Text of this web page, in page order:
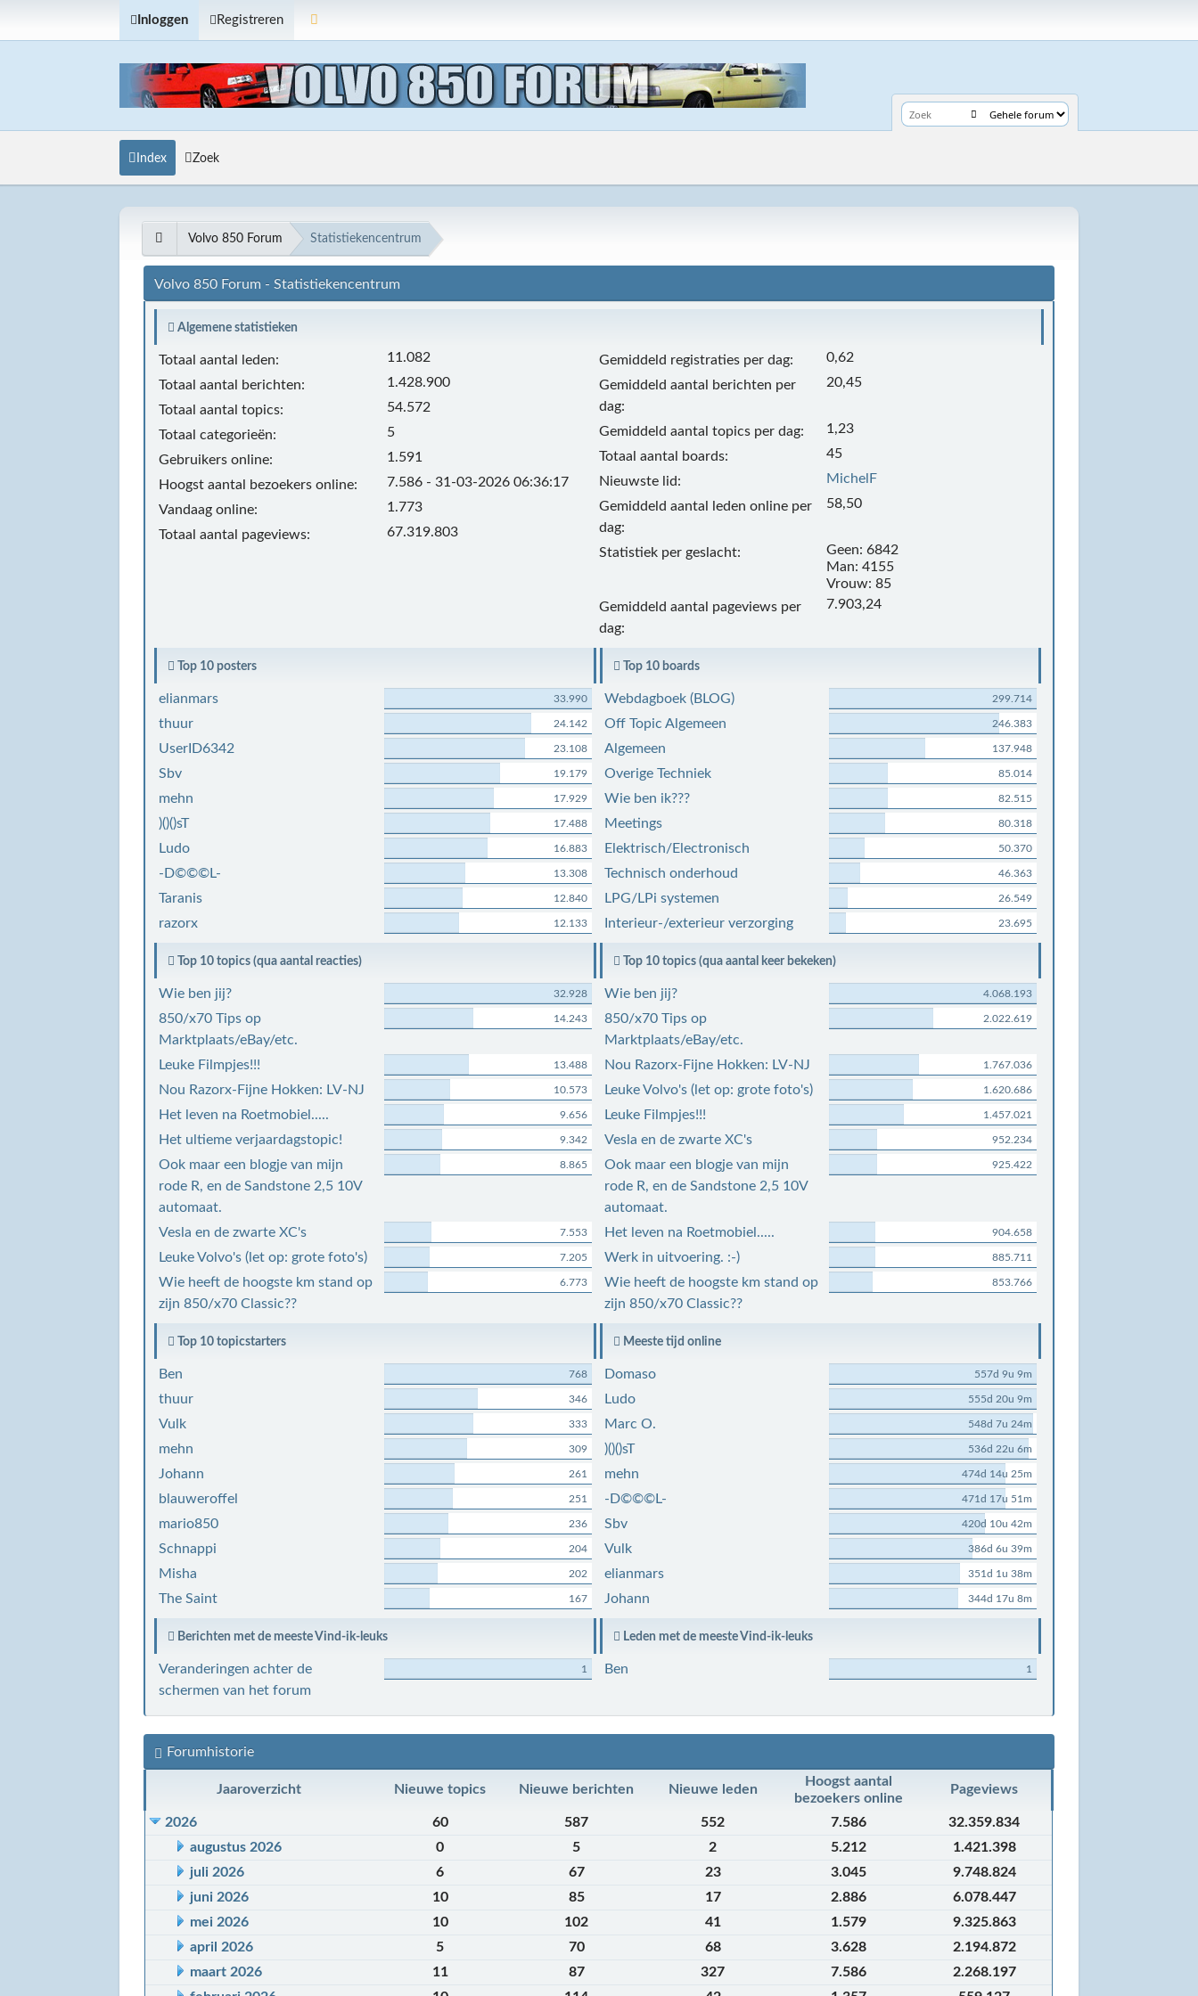
Inloggen Registreren
Index Zoek
Volvo 850 Forum Statistiekencentrum
Volvo 850 Forum - Statistiekencentrum
Algemene statistieken
Totaal aantal leden:
11.082
Totaal aantal berichten:
1.428.900
Totaal aantal topics:
54.572
Totaal categorieën:
5
Gebruikers online:
1.591
Hoogst aantal bezoekers online:
7.586 - 31-03-2026 06:36:17
Vandaag online:
1.773
Totaal aantal pageviews:
67.319.803
Gemiddeld registraties per dag:
0,62
Gemiddeld aantal berichten per
dag:
20,45
Gemiddeld aantal topics per dag:
1,23
Totaal aantal boards:
45
Nieuwste lid:
MichelF
Gemiddeld aantal leden online per
dag:
58,50
Statistiek per geslacht:
Geen: 6842
Man: 4155
Vrouw: 85
Gemiddeld aantal pageviews per
dag:
7.903,24
Top 10 posters
elianmars 33.990
thuur 24.142
UserID6342 23.108
Sbv 19.179
mehn 17.929
)()()sT 17.488
Ludo 16.883
-D©©©L- 13.308
Taranis 12.840
razorx 12.133
Top 10 boards
Webdagboek (BLOG) 299.714
Off Topic Algemeen 246.383
Algemeen 137.948
Overige Techniek 85.014
Wie ben ik??? 82.515
Meetings 80.318
Elektrisch/Electronisch 50.370
Technisch onderhoud 46.363
LPG/LPi systemen 26.549
Interieur-/exterieur verzorging 23.695
Top 10 topics (qua aantal reacties)
Wie ben jij? 32.928
850/x70 Tips op
Marktplaats/eBay/etc.
14.243
Leuke Filmpjes!!! 13.488
Nou Razorx-Fijne Hokken: LV-NJ 10.573
Het leven na Roetmobiel..... 9.656
Het ultieme verjaardagstopic! 9.342
Ook maar een blogje van mijn
rode R, en de Sandstone 2,5 10V
automaat.
8.865
Vesla en de zwarte XC's 7.553
Leuke Volvo's (let op: grote foto's) 7.205
Wie heeft de hoogste km stand op
zijn 850/x70 Classic??
6.773
Top 10 topics (qua aantal keer bekeken)
Wie ben jij? 4.068.193
850/x70 Tips op
Marktplaats/eBay/etc.
2.022.619
Nou Razorx-Fijne Hokken: LV-NJ 1.767.036
Leuke Volvo's (let op: grote foto's) 1.620.686
Leuke Filmpjes!!! 1.457.021
Vesla en de zwarte XC's 952.234
Ook maar een blogje van mijn
rode R, en de Sandstone 2,5 10V
automaat.
925.422
Het leven na Roetmobiel..... 904.658
Werk in uitvoering. :-) 885.711
Wie heeft de hoogste km stand op
zijn 850/x70 Classic??
853.766
Top 10 topicstarters
Ben 768
thuur 346
Vulk 333
mehn 309
Johann 261
blauweroffel 251
mario850 236
Schnappi 204
Misha 202
The Saint 167
Meeste tijd online
Domaso 557d 9u 9m
Ludo 555d 20u 9m
Marc O. 548d 7u 24m
)()()sT 536d 22u 6m
mehn 474d 14u 25m
-D©©©L- 471d 17u 51m
Sbv 420d 10u 42m
Vulk 386d 6u 39m
elianmars 351d 1u 38m
Johann 344d 17u 8m
Berichten met de meeste Vind-ik-leuks
Veranderingen achter de
schermen van het forum
1
Leden met de meeste Vind-ik-leuks
Ben 1
Forumhistorie
Jaaroverzicht Nieuwe topics Nieuwe berichten Nieuwe leden
Hoogst aantal
bezoekers online
Pageviews
2026 60 587 552 7.586
32.359.834
augustus 2026
0 5 2 5.212
1.421.398
juli 2026
6 67 23 3.045
9.748.824
juni 2026
10 85 17 2.886
6.078.447
mei 2026
10 102 41 1.579
9.325.863
april 2026
5 70 68 3.628
2.194.872
maart 2026
11 87 327 7.586
2.268.197